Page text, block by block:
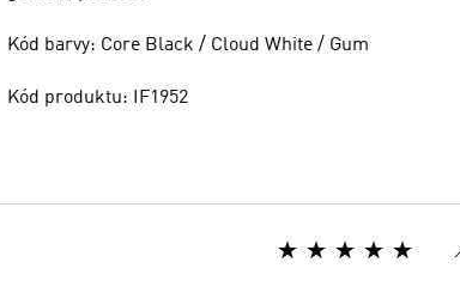
Kód barvy: Core Black / Cloud White / Gum
Kód produktu: IF1952